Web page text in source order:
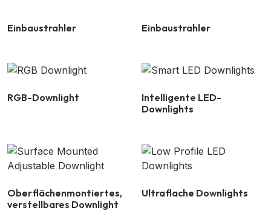
Einbaustrahler Einbaustrahler
RGB-Downlight
Intelligente LED-
Downlights
Oberflächenmontiertes,
verstellbares Downlight
Ultraflache Downlights